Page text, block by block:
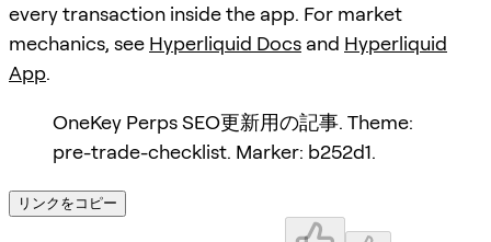
every transaction inside the app. For market
mechanics, see Hyperliquid Docs and Hyperliquid
App.
OneKey Perps SEO更新用の記事. Theme:
pre-trade-checklist. Marker: b252d1.
リンクをコピー